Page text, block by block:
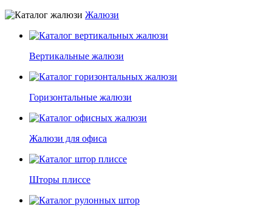
Жалюзи
Вертикальные жалюзи
Горизонтальные жалюзи
Жалюзи для офиса
Шторы плиссе